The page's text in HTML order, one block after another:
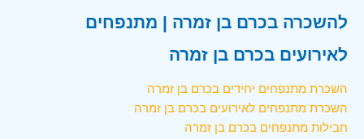
להשכרה בכרם בן זמרה | מתנפחים
לאירועים בכרם בן זמרה
השכרת מתנפחים יחידים בכרם בן זמרה
השכרת מתנפחים לאירועים בכרם בן זמרה
חבילות מתנפחים בכרם בן זמרה